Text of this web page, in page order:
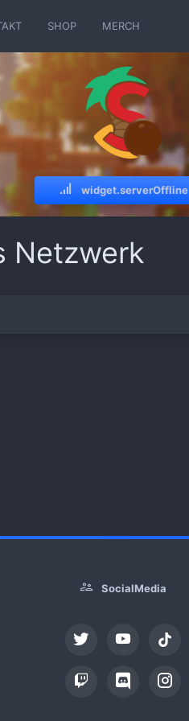
SHOP MERCH
widget.serverOffline
Netzwerk
SocialMedia
tiktok